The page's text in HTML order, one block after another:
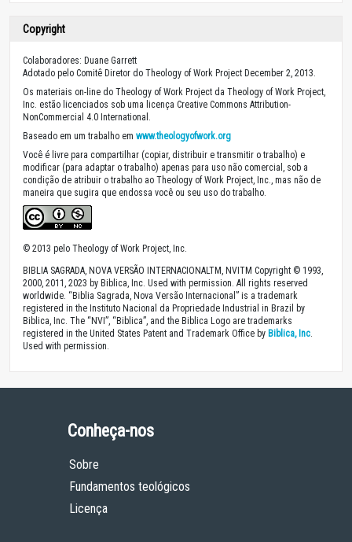
Copyright
Colaboradores: Duane Garrett
Adotado pelo Comitê Diretor do Theology of Work Project December 2, 2013.
Os materiais on-line do Theology of Work Project da Theology of Work Project,
Inc. estão licenciados sob uma licença Creative Commons Attribution-
NonCommercial 4.0 International.
Baseado em um trabalho em www.theologyofwork.org
Você é livre para compartilhar (copiar, distribuir e transmitir o trabalho) e
modificar (para adaptar o trabalho) apenas para uso não comercial, sob a
condição de atribuir o trabalho ao Theology of Work Project, Inc., mas não de
maneira que sugira que endossa você ou seu uso do trabalho.
© 2013 pelo Theology of Work Project, Inc.
BIBLIA SAGRADA, NOVA VERSÃO INTERNACIONALTM, NVITM Copyright © 1993,
2000, 2011, 2023 by Biblica, Inc. Used with permission. All rights reserved
worldwide. “Biblia Sagrada, Nova Versão Internacional” is a trademark
registered in the Instituto Nacional da Propriedade Industrial in Brazil by
Biblica, Inc. The “NVI”, “Biblica”, and the Biblica Logo are trademarks
registered in the United States Patent and Trademark Office by Biblica, Inc
Used with permission.
Conheça-nos
Sobre
Fundamentos teológicos
Licença